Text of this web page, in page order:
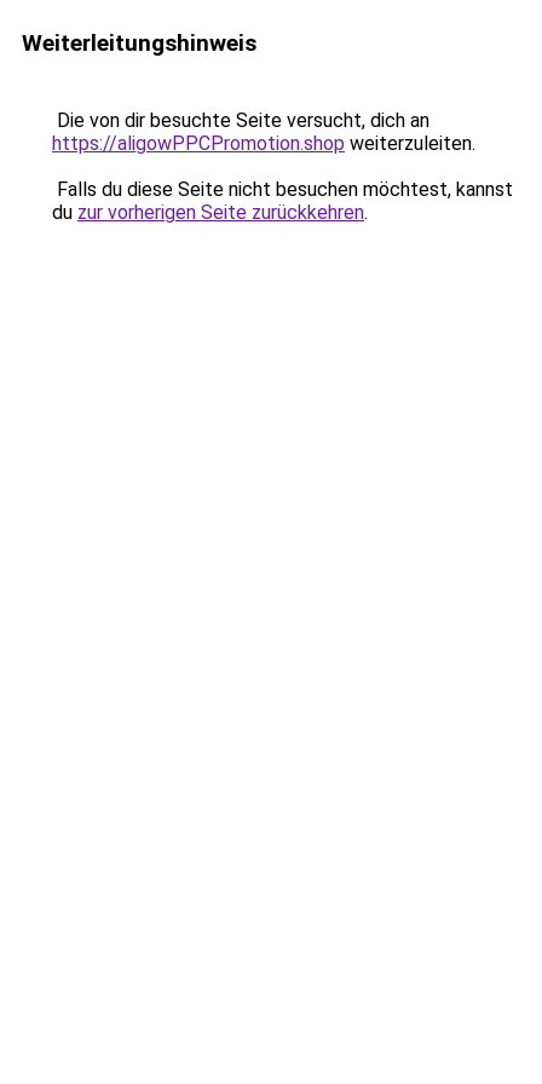
Weiterleitungshinweis
Die von dir besuchte Seite versucht, dich an
https://aligowPPCPromotion.shop weiterzuleiten.
Falls du diese Seite nicht besuchen möchtest, kannst
du zur vorherigen Seite zurückkehren.